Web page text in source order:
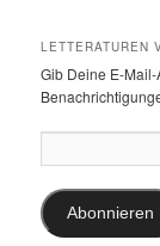
LETTERATUREN
Gib Deine E-
Mail-
Adresse:
Abonnieren